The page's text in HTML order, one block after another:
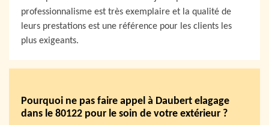
professionnalisme est très exemplaire et la qualité de
leurs prestations est une référence pour les clients les
plus exigeants.
Pourquoi ne pas faire appel à Daubert elagage
dans le 80122 pour le soin de votre extérieur ?